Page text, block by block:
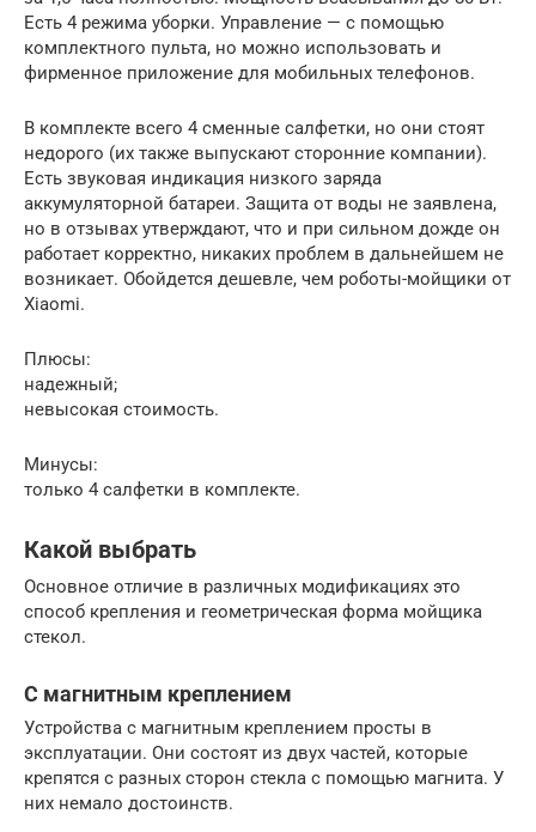
Есть 4 режима уборки. Управление — с помощью
комплектного пульта, но можно использовать и
фирменное приложение для мобильных телефонов.
В комплекте всего 4 сменные салфетки, но они стоят
недорого (их также выпускают сторонние компании).
Есть звуковая индикация низкого заряда
аккумуляторной батареи. Защита от воды не заявлена,
но в отзывах утверждают, что и при сильном дожде он
работает корректно, никаких проблем в дальнейшем не
возникает. Обойдется дешевле, чем роботы-мойщики от
Xiaomi.
Плюсы:
надежный;
невысокая стоимость.
Минусы:
только 4 салфетки в комплекте.
Какой выбрать
Основное отличие в различных модификациях это
способ крепления и геометрическая форма мойщика
стекол.
С магнитным креплением
Устройства с магнитным креплением просты в
эксплуатации. Они состоят из двух частей, которые
крепятся с разных сторон стекла с помощью магнита. У
них немало достоинств.